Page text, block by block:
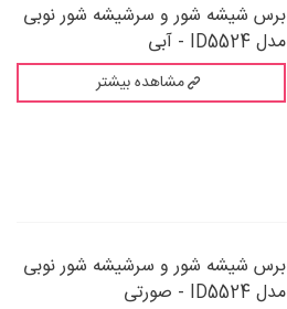
برس شيشه شور و سرشيشه شور نوبی
مدل ID5524 - آبی
مشاهده بیشتر
برس شيشه شور و سرشيشه شور نوبی
مدل ID5524 - صورتی